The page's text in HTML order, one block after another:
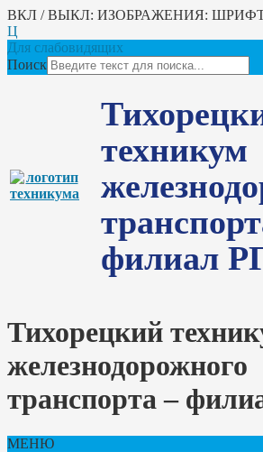
ВКЛ / ВЫКЛ: ИЗОБРАЖЕНИЯ:
Ц
Для слабовидящих
Поиск
техникум
филиал
Тихорецкий
железнодорожного
транспорта –
МЕНЮ